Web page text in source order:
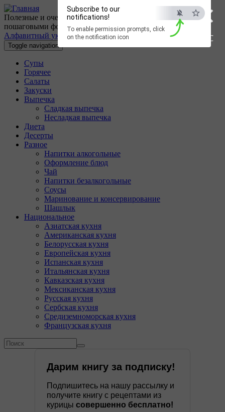
×
ESC
Subscribe to our
notifications!
To enable permission prompts, click
on the notification icon
Перейти к основному содержанию
Полезные и очень вкусные кулинарные рецепты с
пошаговыми фотографиями.
Алфавитный указатель
Toggle navigation
Супы
Горячее
Салаты
Закуски
Выпечка
Сладкая выпечка
Несладкая выпечка
Диета
Десерты
Разное
Напитки алкогольные
Оформление блюд
Чай
Напитки безалкогольные
Соусы
Маринование и консервирование
Шашлык
Национальное
Азиатская кухня
Американская кухня
Белорусская кухня
Европейская кухня
Испанская кухня
Итальянская кухня
Кавказская кухня
Мексиканская кухня
Русская кухня
Сербская кухня
Средиземноморская кухня
Французская кухня
Дарим книгу за подписку!
Подпишитесь на нашу рассылку и
получите книгу с рецептами из
курицы совершенно бесплатно!